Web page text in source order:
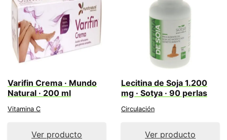
Varifin Crema · Mundo
Natural · 200 ml
Vitamina C
Ver producto
Lecitina de Soja 1.200
mg · Sotya · 90 perlas
Circulación
Ver producto